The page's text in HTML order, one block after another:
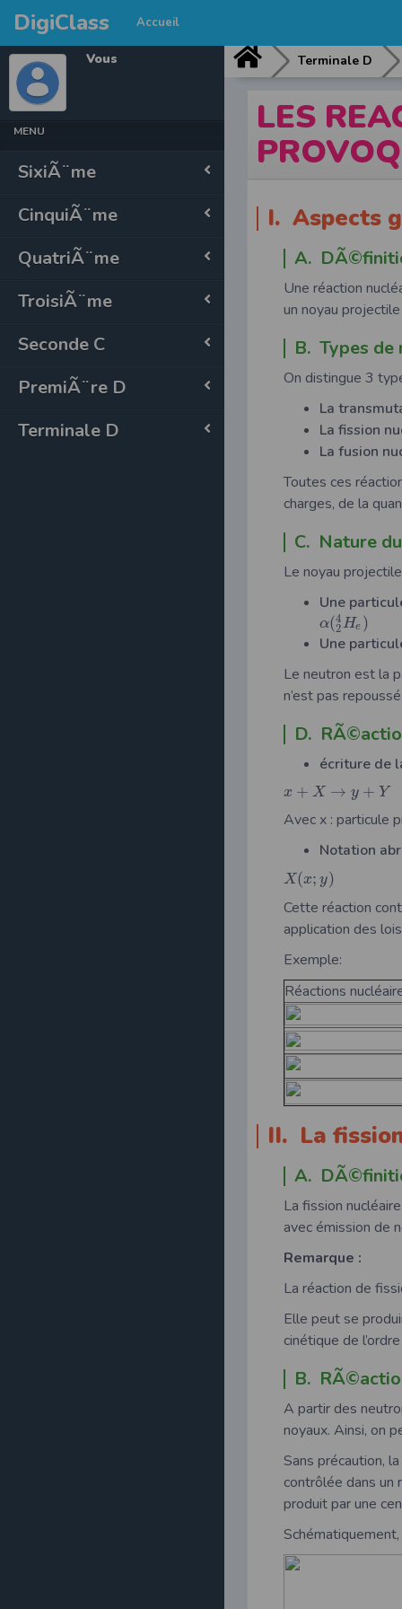
DigiClass Accueil
Vous
MENU
SixiÃ¨me
CinquiÃ¨me
QuatriÃ¨me
TroisiÃ¨me
Seconde C
PremiÃ¨re D
Terminale D
Terminale D
LES
I. Aspects
A.
Une réaction
un noyau
B. Types
On distingue 3
La
La fission
La fusion
Toutes ces
charges, de la
C. Nature
Le noyau
Une
α(4
2He )
Une
Le neutron est la
n’est pas
D.
écriture de
x + X → y + Y
Avec x : particule
Notation
X(x; y)
Cette réaction
application des
Exemple:
Réactions
II. La
A.
La fission
avec émission de
Remarque :
La réaction de
Elle peut se
cinétique de
B.
A partir des
noyaux. Ainsi, on
Sans précaution,
contrôlée dans un
produit par une